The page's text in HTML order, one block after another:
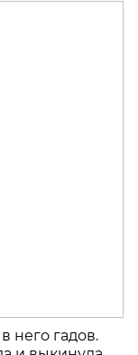
него гадов.